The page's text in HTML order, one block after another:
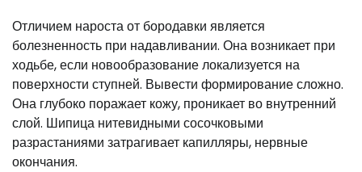
Отличием нароста от бородавки является
болезненность при надавливании. Она возникает при
ходьбе, если новообразование локализуется на
поверхности ступней. Вывести формирование сложно.
Она глубоко поражает кожу, проникает во внутренний
слой. Шипица нитевидными сосочковыми
разрастаниями затрагивает капилляры, нервные
окончания.